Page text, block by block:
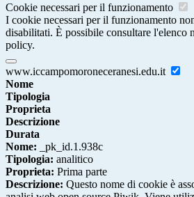
Cookie necessari per il funzionamento
I cookie necessari per il funzionamento
disabilitati. È possibile consultare l'elenco
policy.
www.iccampomoroneceranesi.edu.it
Nome
Tipologia
Proprieta
Descrizione
Durata
Nome: _pk_id.1.938c
Tipologia: analitico
Proprieta: Prima parte
Descrizione: Questo nome di cookie è